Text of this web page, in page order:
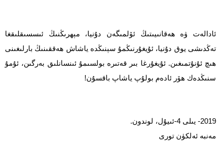
ئادالەت ۋە ھەقانىيىتىڭ ئۆلمىگەن دۇنيا، مېھرىڭنىڭ ئىسسىقلىقغا
تەڭدىشى يوق دۇنيا، ئۇيغۇرنىڭمۇ سېنىڭدە ياشاش ھەققىنىڭ بارلىغىنى
ھىچ ئۇنۇتمىغىن. ئۇيغۇرغا بىر قەتىرە بولسىمۇ ئىنسانلىق بەرگىن، ئۇمۇ
سنىڭدەك ھۆر ئادەم بولۇپ ياشاپ باقسۇن!
2019- يىلى 4-ئىيۇل، لوندون.
مەنبە ئەلكۈن تورى